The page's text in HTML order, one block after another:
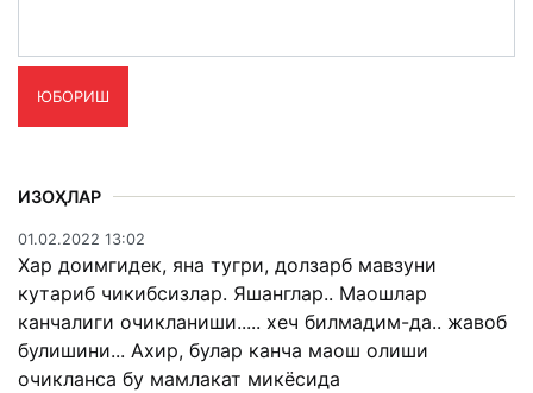
ЮБОРИШ
ИЗОҲЛАР
01.02.2022 13:02
Хар доимгидек, яна тугри, долзарб мавзуни
кутариб чикибсизлар. Яшанглар.. Маошлар
канчалиги очикланиши..... хеч билмадим-да.. жавоб
булишини... Ахир, булар канча маош олиши
очикланса бу мамлакат микёсида